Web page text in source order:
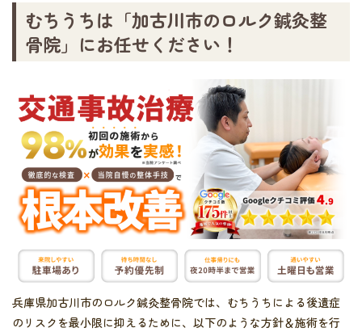
むちうちは「加古川市のロルク鍼灸整
骨院」にお任せください！
兵庫県加古川市のロルク鍼灸整骨院では、むちうちによる後遺症
のリスクを最小限に抑えるために、以下のような方針＆施術を行